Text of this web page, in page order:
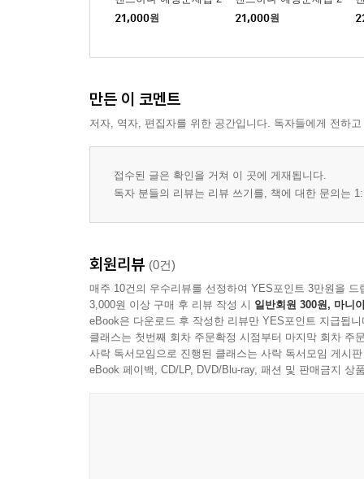
CHAPTER 04 주택상환사채와 청문 271
CHAPTER 02 건축물의 건축 289
CHAPTER 06 면적?높이?층수의 산정 318
CHAPTER 07 기타 건축제한 328
CHAPTER 01 용어정의 336
CHAPTER 02 농지의 소유 338
CHAPTER 03 농지의 이용 343
CHAPTER 04 농지의 보전 348
차 부동산세법
21,000원
차 부동산공시법
21,000원
만든 이 코멘트
저자, 역자, 편집자를 위한 공간입니다. 독자들에게 전하
접수된 글은 확인을 거쳐 이 곳에 게재됩니다.
독자 분들의 리뷰는 리뷰 쓰기를, 책에 대한 문의는
회원리뷰 (0건)
매주 10건의 우수리뷰를 선정하여 YES포인트 3만원을 드
3,000원 이상 구매 후 리뷰 작성 시 일반회원 300원, 마니
eBook은 다운로드 후 작성한 리뷰만 YES포인트 지급됩니
클래스는 첫번째 회차 주문확정 시점부터 마지막 회차 주
사락 독서모임으로 진행된 클래스는 사락 독서모임 게시
eBook 페이백, CD/LP, DVD/Blu-ray, 패션 및 판매금지 상